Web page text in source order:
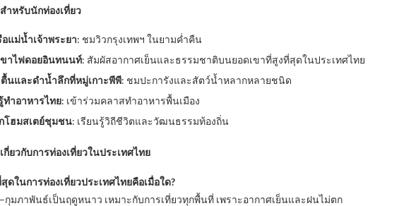
ำหรับนักท่องเที่ยว
อแม่น้ำเจ้าพระยา: ชมวิวกรุงเทพฯ ในยามค่ำคืน
าไฟดอยอินทนนท์: สัมผัสอากาศเย็นและธรรมชาติบนยอดเขาที่สูงที่สุดในประเทศไทย
นและดำน้ำลึกที่หมู่เกาะพีพี: ชมปะการังและสัตว์น้ำหลากหลายชนิด
ทำอาหารไทย: เข้าร่วมคลาสทำอาหารพื้นเมือง
โฮมสเตย์ชุมชน: เรียนรู้วิถีชีวิตและวัฒนธรรมท้องถิ่น
ยวกับการท่องเที่ยวในประเทศไทย
ดในการท่องเที่ยวประเทศไทยคือเมื่อใด?
กุมภาพันธ์เป็นฤดูหนาว เหมาะกับการเที่ยวทุกพื้นที่ เพราะอากาศเย็นและฝนไม่ตก